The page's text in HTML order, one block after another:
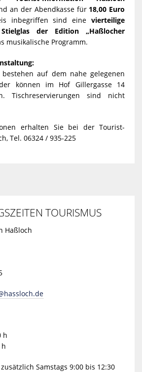
an der Abendkasse für 18,00 Euro
inbegriffen sind einevierteilige
Stielglas der Edition „Haßlocher
musikalische Programm.
bestehen auf dem nahe gelegenen
können im Hof Gillergasse 14
Tischreservierungen sind nicht
erhalten Sie bei der Tourist-
Tel. 06324 / 935-225
TOURISMUS
Haßloch
h
Samstags 9:00 bis 12:30